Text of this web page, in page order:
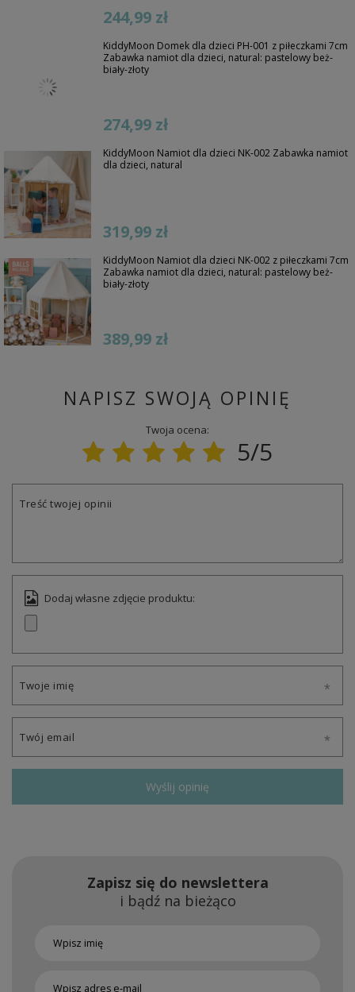
244,99 zł
KiddyMoon Domek dla dzieci PH-001 z piłeczkami 7cm
Zabawka namiot dla dzieci, natural: pastelowy beż-
biały-złoty
274,99 zł
KiddyMoon Namiot dla dzieci NK-002 Zabawka namiot
dla dzieci, natural
319,99 zł
KiddyMoon Namiot dla dzieci NK-002 z piłeczkami 7cm
Zabawka namiot dla dzieci, natural: pastelowy beż-
biały-złoty
389,99 zł
NAPISZ SWOJĄ OPINIĘ
Twoja ocena:
5/5
Treść twojej opinii
Dodaj własne zdjęcie produktu:
Twoje imię
Twój email
Wyślij opinię
Zapisz się do newslettera
i bądź na bieżąco